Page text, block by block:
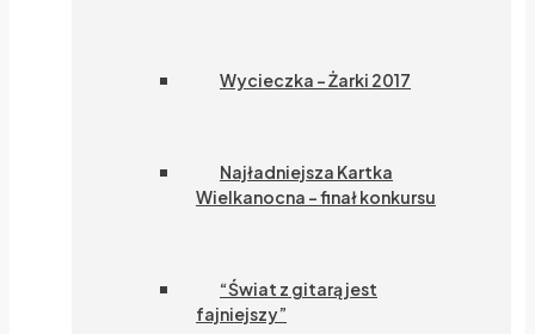
Wycieczka – Żarki 2017
Najładniejsza Kartka
Wielkanocna – finał konkursu
“Świat z gitarą jest
fajniejszy”